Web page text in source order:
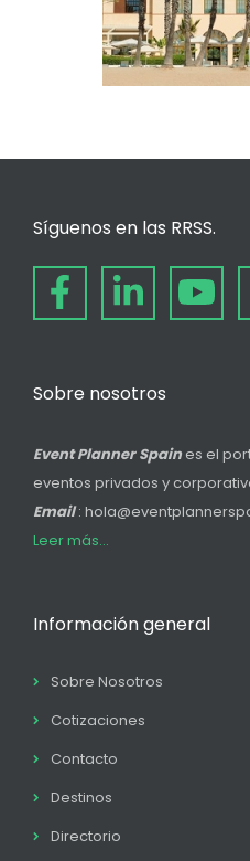
Síguenos en las RRSS.
Sobre nosotros
Event Planner Spain es el
eventos privados y
Email:
Leer más...
Información general
Sobre Nosotros
Cotizaciones
Contacto
Destinos
Directorio